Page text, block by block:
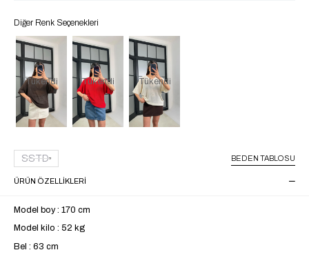
Diğer Renk Seçenekleri
Tükendi Tükendi Tükendi
SSTD BEDEN TABLOSU
ÜRÜN ÖZELLIKLERI
Model boy : 170 cm
Model kilo : 52 kg
Bel : 63 cm